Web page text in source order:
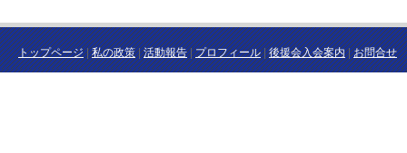
トップページ|私の政策|活動報告|プロフィール|後援会入会案内|お問合せ